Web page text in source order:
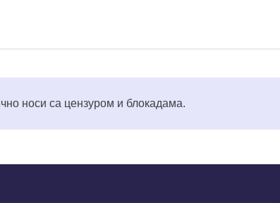
носи са цензуром и блокадама.